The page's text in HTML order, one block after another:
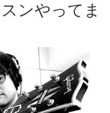
ンやってま